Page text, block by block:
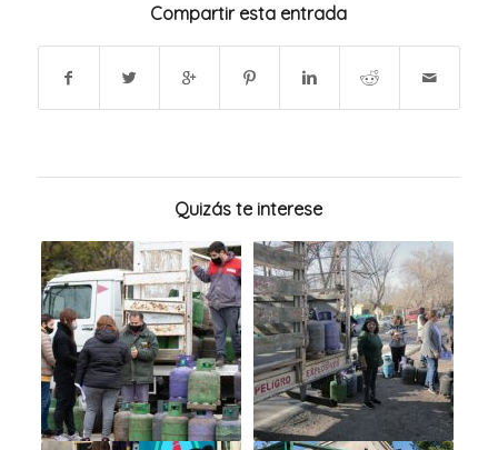
Compartir esta entrada
Quizás te interese